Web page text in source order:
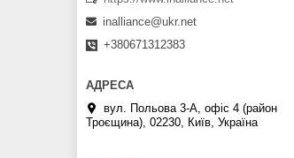
inalliance@ukr.net
+380671312383
вул. Польова 3-А, офіс 4 (район
Троєщина), 02230, Київ, Україна